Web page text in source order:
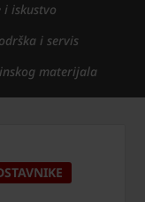
i iskustvo
i servis
materijala